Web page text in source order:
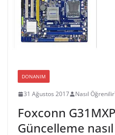
DONANIM
31 Ağustos 2017 Nasıl
Foxconn
Güncelleme nasıl